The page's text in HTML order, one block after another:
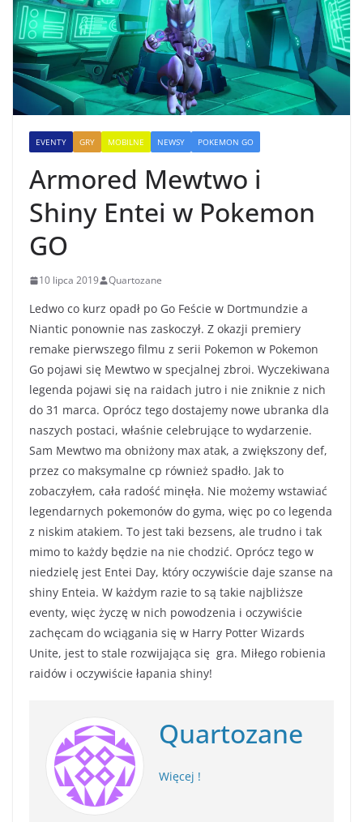
EVENTY GRY MOBILNE NEWSY POKEMON GO
Armored Mewtwo i
Shiny Entei w Pokemon
GO
10 lipca 2019 Quartozane
Ledwo co kurz opadł po Go Feście w Dortmundzie a
Niantic ponownie nas zaskoczył. Z okazji premiery
remake pierwszego filmu z serii Pokemon w Pokemon
Go pojawi się Mewtwo w specjalnej zbroi. Wyczekiwana
legenda pojawi się na raidach jutro i nie zniknie z nich
do 31 marca. Oprócz tego dostajemy nowe ubranka dla
naszych postaci, właśnie celebrujące to wydarzenie.
Sam Mewtwo ma obniżony max atak, a zwiększony def,
przez co maksymalne cp również spadło. Jak to
zobaczyłem, cała radość minęła. Nie możemy wstawiać
legendarnych pokemonów do gyma, więc po co legenda
z niskim atakiem. To jest taki bezsens, ale trudno i tak
mimo to każdy będzie na nie chodzić. Oprócz tego w
niedzielę jest Entei Day, który oczywiście daje szanse na
shiny Enteia. W każdym razie to są takie najbliższe
eventy, więc życzę w nich powodzenia i oczywiście
zachęcam do wciągania się w Harry Potter Wizards
Unite, jest to stale rozwijająca się gra. Miłego robienia
raidów i oczywiście łapania shiny!
Quartozane
Więcej !